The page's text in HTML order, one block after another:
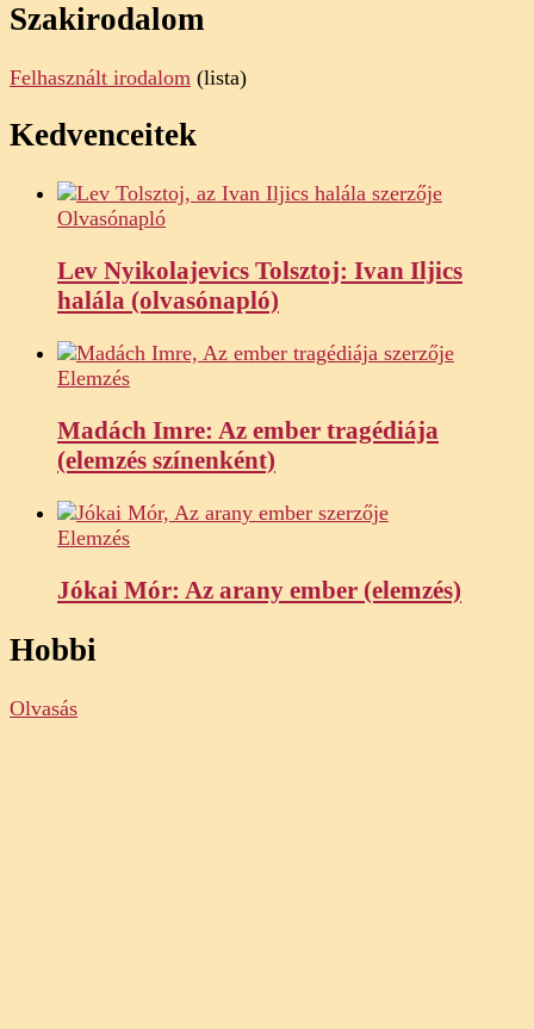
Szakirodalom
Felhasznált irodalom (lista)
Kedvenceitek
Olvasónapló
Lev Nyikolajevics Tolsztoj: Ivan Iljics
halála (olvasónapló)
Elemzés
Madách Imre: Az ember tragédiája
(elemzés színenként)
Elemzés
Jókai Mór: Az arany ember (elemzés)
Hobbi
Olvasás